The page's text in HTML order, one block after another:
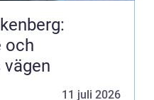
och
11 juli 2026